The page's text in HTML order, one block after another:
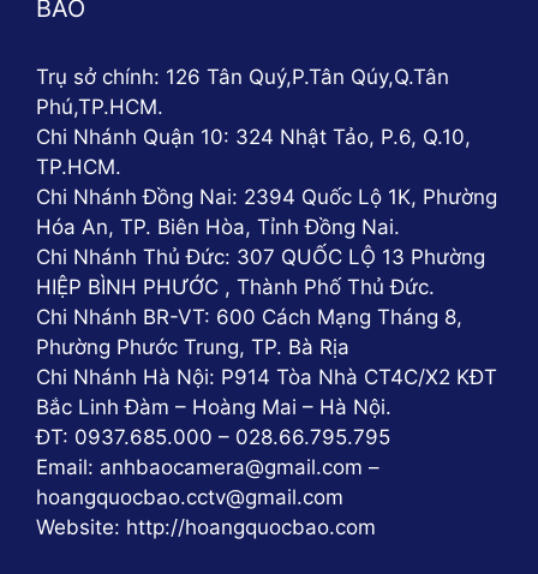
BẢO
Trụ sở chính: 126 Tân Quý,P.Tân Qúy,Q.Tân
Phú,TP.HCM.
Chi Nhánh Quận 10: 324 Nhật Tảo, P.6, Q.10,
TP.HCM.
Chi Nhánh Đồng Nai: 2394 Quốc Lộ 1K, Phường
Hóa An, TP. Biên Hòa, Tỉnh Đồng Nai.
Chi Nhánh Thủ Đức: 307 QUỐC LỘ 13 Phường
HIỆP BÌNH PHƯỚC , Thành Phố Thủ Đức.
Chi Nhánh BR-VT: 600 Cách Mạng Tháng 8,
Phường Phước Trung, TP. Bà Rịa
Chi Nhánh Hà Nội: P914 Tòa Nhà CT4C/X2 KĐT
Bắc Linh Đàm – Hoàng Mai – Hà Nội.
ĐT: 0937.685.000 – 028.66.795.795
Email: anhbaocamera@gmail.com –
hoangquocbao.cctv@gmail.com
Website: http://hoangquocbao.com